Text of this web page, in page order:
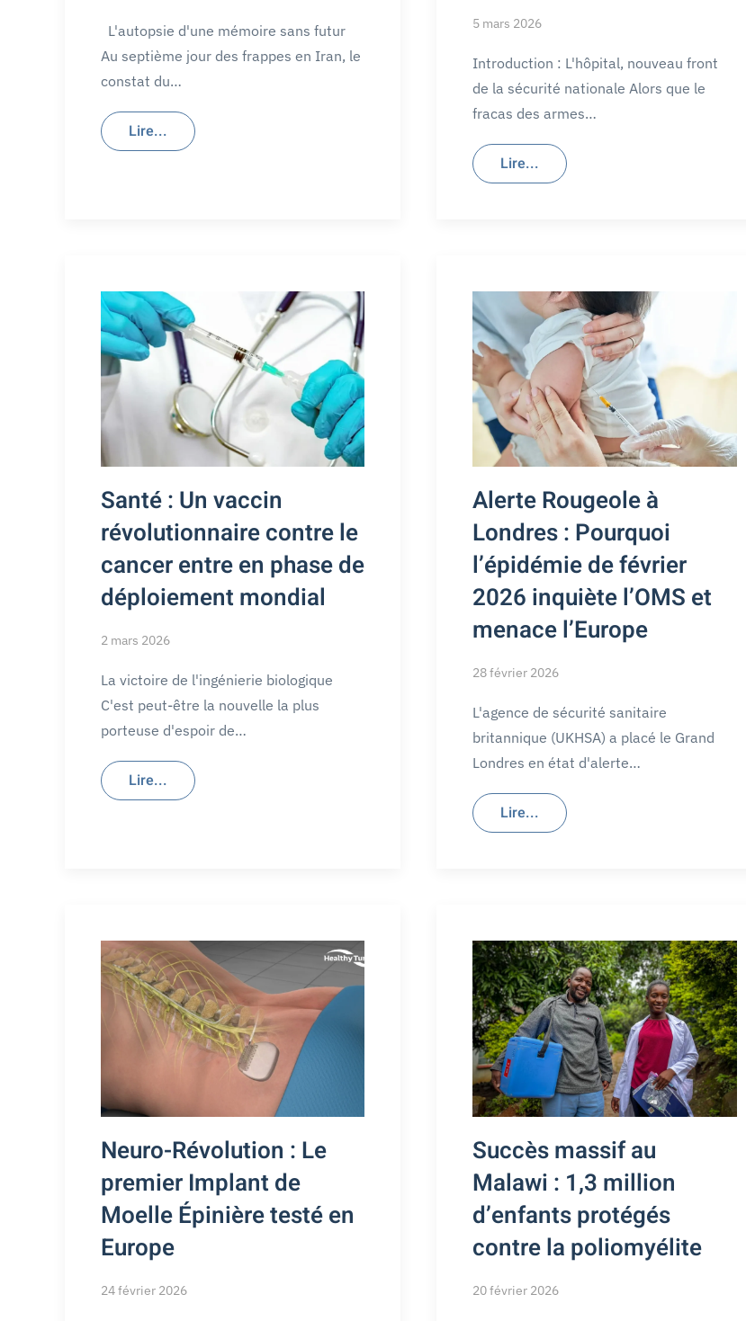
L'autopsie d'une mémoire sans futur
Au septième jour des frappes en Iran, le
constat du…
Lire...
5 mars 2026
Introduction : L'hôpital, nouveau front
de la sécurité nationale Alors que le
fracas des armes…
Lire...
Santé : Un vaccin
révolutionnaire contre le
cancer entre en phase de
déploiement mondial
2 mars 2026
La victoire de l'ingénierie biologique
C'est peut-être la nouvelle la plus
porteuse d'espoir de…
Lire...
Alerte Rougeole à
Londres : Pourquoi
l’épidémie de février
2026 inquiète l’OMS et
menace l’Europe
28 février 2026
L'agence de sécurité sanitaire
britannique (UKHSA) a placé le Grand
Londres en état d'alerte…
Lire...
Neuro-Révolution : Le
premier Implant de
Moelle Épinière testé en
Europe
24 février 2026
Succès massif au
Malawi : 1,3 million
d’enfants protégés
contre la poliomyélite
20 février 2026